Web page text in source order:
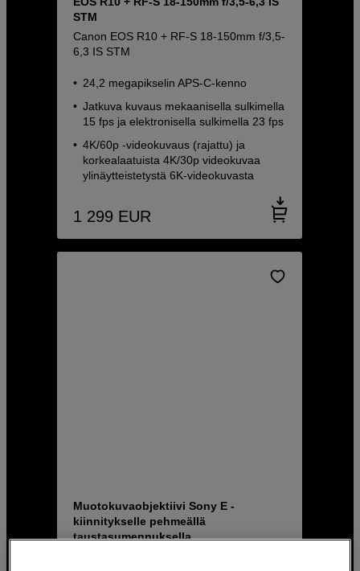
STM
Canon EOS R10 + RF-S 18-150mm f/3,5-
6,3 IS STM
24,2 megapikselin APS-C-kenno
Jatkuva kuvaus mekaanisella sulkimella
15 fps ja elektronisella sulkimella 23 fps
4K/60p -videokuvaus (rajattu) ja
korkealaatuista 4K/30p videokuvaa
ylinäytteistetystä 6K-videokuvasta
1 299 EUR
Muotokuvaobjektiivi Sony E -
kiinnitykselle pehmeällä
taustasumennuksella